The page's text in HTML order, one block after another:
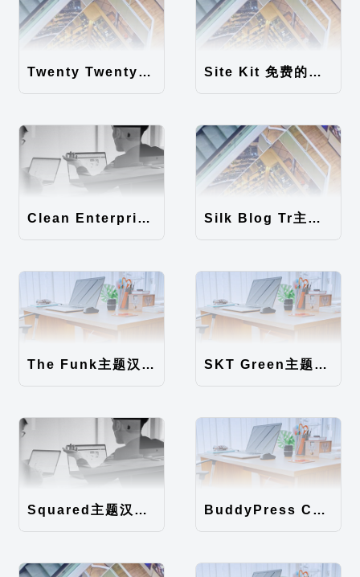
Twenty Twenty-Five 免费的WordPress内容主题 Site Kit 免费的WordPress数据统计插件
Clean Enterprise主题汉化包 Silk Blog Tr主题汉化包
The Funk主题汉化包 SKT Green主题汉化包
Squared主题汉化包 BuddyPress Colours主题汉化包